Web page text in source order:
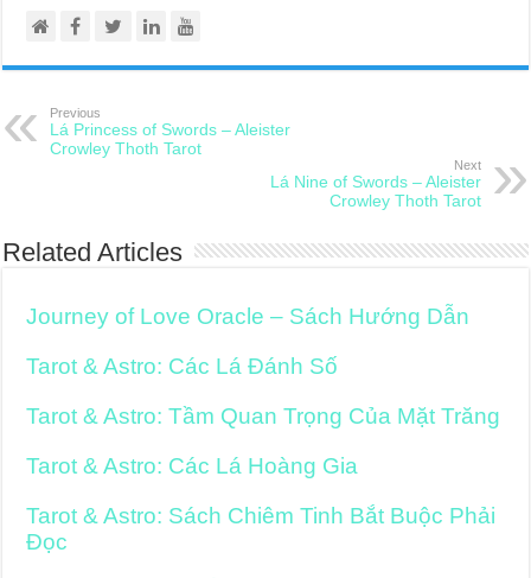
Previous
Lá Princess of Swords – Aleister
Crowley Thoth Tarot
Next
Lá Nine of Swords – Aleister
Crowley Thoth Tarot
Related Articles
Journey of Love Oracle – Sách Hướng Dẫn
Tarot & Astro: Các Lá Đánh Số
Tarot & Astro: Tầm Quan Trọng Của Mặt Trăng
Tarot & Astro: Các Lá Hoàng Gia
Tarot & Astro: Sách Chiêm Tinh Bắt Buộc Phải
Đọc